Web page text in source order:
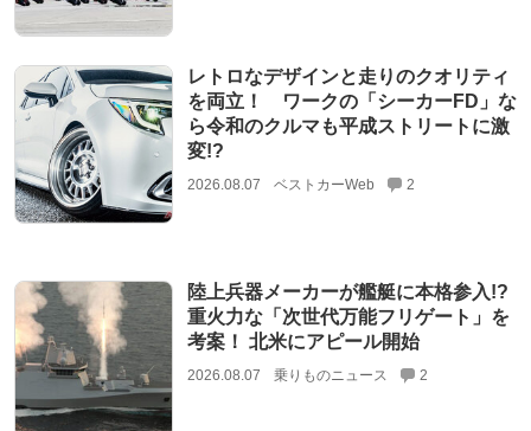
レトロなデザインと走りのクオリティ
を両立！ ワークの「シーカーFD」な
ら令和のクルマも平成ストリートに激
変!?
2026.08.07 ベストカーWeb 2
陸上兵器メーカーが艦艇に本格参入!?
重火力な「次世代万能フリゲート」を
考案！ 北米にアピール開始
2026.08.07 乗りものニュース 2